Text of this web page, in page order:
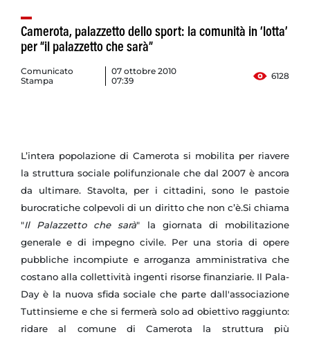
Camerota, palazzetto dello sport: la comunità in ‘lotta’
per “il palazzetto che sarà”
Comunicato
Stampa
07 ottobre 2010
07:39
6128
L’intera popolazione di Camerota si mobilita per riavere
la struttura sociale polifunzionale che dal 2007 è ancora
da ultimare. Stavolta, per i cittadini, sono le pastoie
burocratiche colpevoli di un diritto che non c’è.Si chiama
"Il Palazzetto che sarà" la giornata di mobilitazione
generale e di impegno civile. Per una storia di opere
pubbliche incompiute e arroganza amministrativa che
costano alla collettività ingenti risorse finanziarie. Il Pala-
Day è la nuova sfida sociale che parte dall'associazione
Tuttinsieme e che si fermerà solo ad obiettivo raggiunto:
ridare al comune di Camerota la struttura più